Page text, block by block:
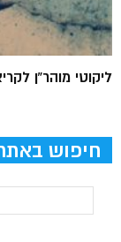
ליקוטי מוהר”ן
חיפוש